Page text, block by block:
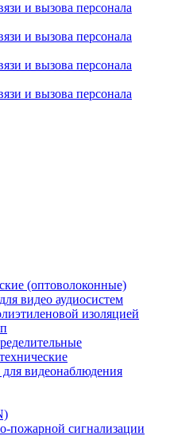
и вызова персонала
и вызова персонала
и вызова персонала
и вызова персонала
(оптоволоконные)
видео аудиосистем
изоляцией
видеонаблюдения
пожарной сигнализации